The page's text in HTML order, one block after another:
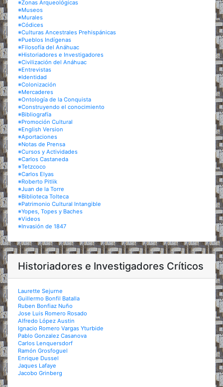
※Zonas Arqueológicas
※Museos
※Murales
※Códices
※Culturas Ancestrales Prehispánicas
※Pueblos Indígenas
※Filosofía del Anáhuac
※Historiadores e Investigadores
※Civilización del Anáhuac
※Entrevistas
※Identidad
※Colonización
※Mercaderes
※Ontología de la Conquista
※Construyendo el conocimiento
※Bibliografía
※Promoción Cultural
※English Version
※Aportaciones
※Notas de Prensa
※Cursos y Actividades
※Carlos Castaneda
※Tetzcoco
※Carlos Elyas
※Roberto Pitlik
※Juan de la Torre
※Biblioteca Tolteca
※Patrimonio Cultural Intangible
※Yopes, Topes y Baches
※Videos
※Invasión de 1847
Historiadores e Investigadores Críticos
Laurette Sejurne
Guillermo Bonfil Batalla
Ruben Bonfiaz Nuño
Jose Luis Romero Rosado
Alfredo López Austin
Ignacio Romero Vargas Yturbide
Pablo Gonzalez Casanova
Carlos Lenquersdorf
Ramón Grosfoguel
Enrique Dussel
Jaques Lafaye
Jacobo Grinberg